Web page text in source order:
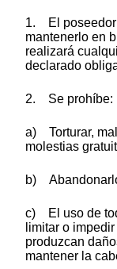
1. El poseedor
mantenerlo en
realizará
declarado
2. Se prohíbe:
a) Torturar,
molestias
b)
c) El uso de
limitar o
produzcan
mantener la